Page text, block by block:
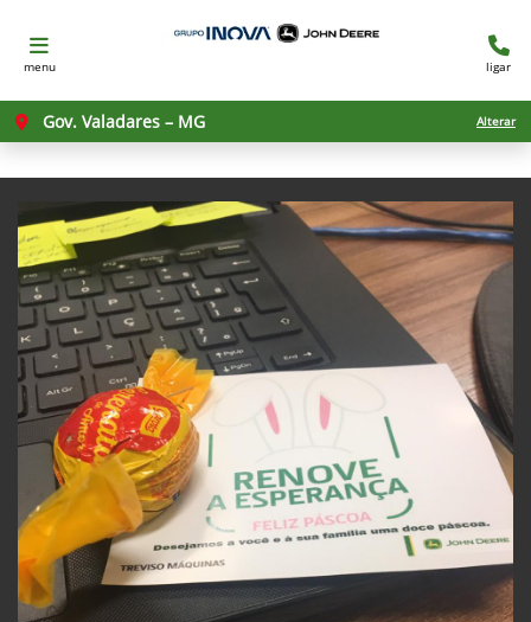
menu ligar
Gov. Valadares – MG Alterar